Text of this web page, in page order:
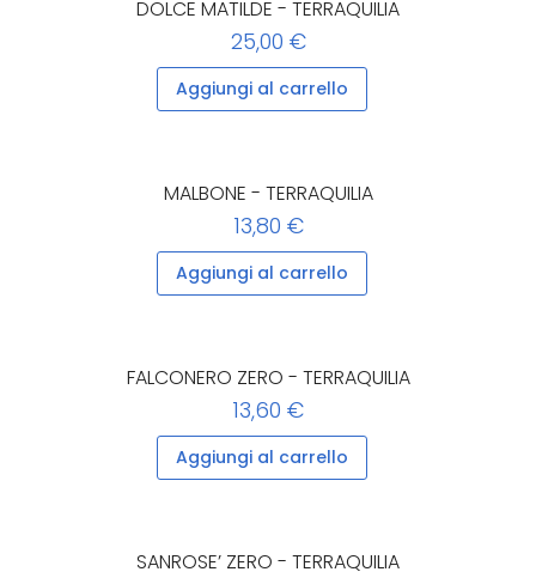
DOLCE MATILDE - TERRAQUILIA
25,00 €
Aggiungi al carrello
MALBONE - TERRAQUILIA
13,80 €
Aggiungi al carrello
FALCONERO ZERO - TERRAQUILIA
13,60 €
Aggiungi al carrello
SANROSE’ ZERO - TERRAQUILIA